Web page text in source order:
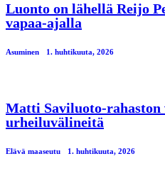
Luonto on lähellä Reijo
vapaa-ajalla
Asuminen 1. huhtikuuta, 2026
Matti Saviluoto-
urheiluvälineitä
Elävä maaseutu 1. huhtikuuta, 2026